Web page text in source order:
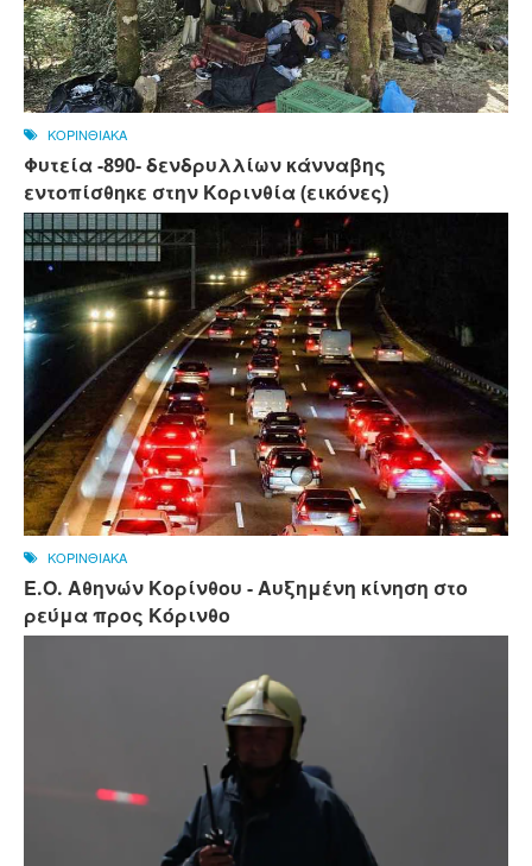
ΚΟΡΙΝΘΙΑΚΑ
Φυτεία -890- δενδρυλλίων κάνναβης
εντοπίσθηκε στην Κορινθία (εικόνες)
ΚΟΡΙΝΘΙΑΚΑ
Ε.Ο. Αθηνών Κορίνθου - Αυξημένη κίνηση στο
ρεύμα προς Κόρινθο